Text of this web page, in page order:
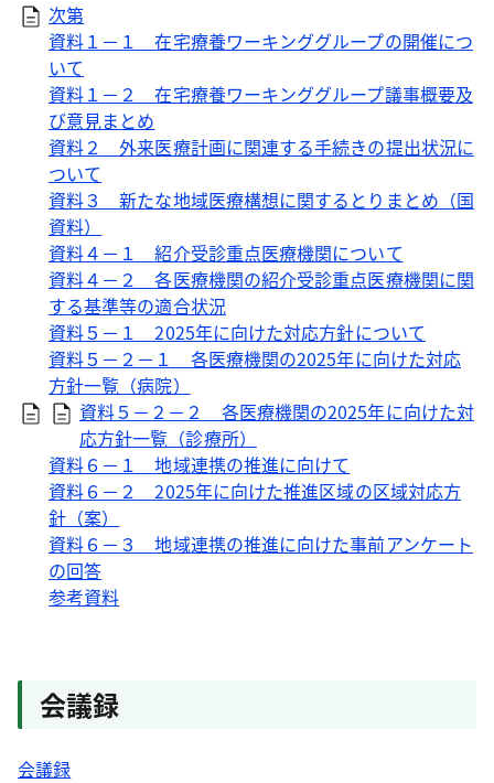
次第
資料１－１ 在宅療養ワーキンググループの開催につ
いて
資料１－２ 在宅療養ワーキンググループ議事概要及
び意見まとめ
資料２ 外来医療計画に関連する手続きの提出状況に
ついて
資料３ 新たな地域医療構想に関するとりまとめ（国
資料）
資料４－１ 紹介受診重点医療機関について
資料４－２ 各医療機関の紹介受診重点医療機関に関
する基準等の適合状況
資料５－１ 2025年に向けた対応方針について
資料５－２－１ 各医療機関の2025年に向けた対応
方針一覧（病院）
資料５－２－２ 各医療機関の2025年に向けた対
応方針一覧（診療所）
資料６－１ 地域連携の推進に向けて
資料６－２ 2025年に向けた推進区域の区域対応方
針（案）
資料６－３ 地域連携の推進に向けた事前アンケート
の回答
参考資料
会議録
会議録